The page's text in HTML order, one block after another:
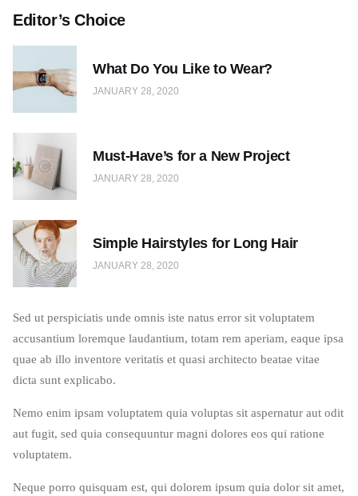
Editor’s Choice
What Do You Like to Wear?
JANUARY 28, 2020
Must-Have’s for a New Project
JANUARY 28, 2020
Simple Hairstyles for Long Hair
JANUARY 28, 2020
Sed ut perspiciatis unde omnis iste natus error sit voluptatem
accusantium loremque laudantium, totam rem aperiam, eaque ipsa
quae ab illo inventore veritatis et quasi architecto beatae vitae
dicta sunt explicabo.
Nemo enim ipsam voluptatem quia voluptas sit aspernatur aut odit
aut fugit, sed quia consequuntur magni dolores eos qui ratione
voluptatem.
Neque porro quisquam est, qui dolorem ipsum quia dolor sit amet,